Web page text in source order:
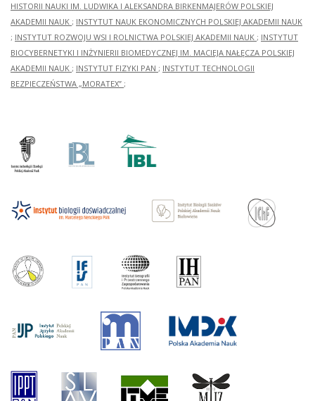
HISTORII NAUKI IM. LUDWIKA I ALEKSANDRA BIRKENMAJERÓW POLSKIEJ
AKADEMII NAUK ; INSTYTUT NAUK EKONOMICZNYCH POLSKIEJ AKADEMII NAUK
; INSTYTUT ROZWOJU WSI I ROLNICTWA POLSKIEJ AKADEMII NAUK ; INSTYTUT
BIOCYBERNETYKI I INŻYNIERII BIOMEDYCZNEJ IM. MACIEJA NAŁĘCZA POLSKIEJ
AKADEMII NAUK ; INSTYTUT FIZYKI PAN ; INSTYTUT TECHNOLOGII
BEZPIECZEŃSTWA „MORATEX” ;